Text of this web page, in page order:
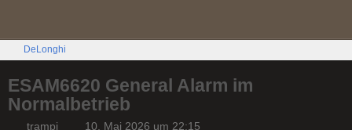
DeLonghi
ESAM6620 General Alarm im
Normalbetrieb
trampi 10. Mai 2026 um 22:15